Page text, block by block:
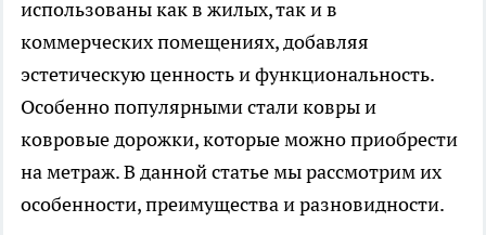
использованы как в жилых, так и в
коммерческих помещениях, добавляя
эстетическую ценность и функциональность.
Особенно популярными стали ковры и
ковровые дорожки, которые можно приобрести
на метраж. В данной статье мы рассмотрим их
особенности, преимущества и разновидности.